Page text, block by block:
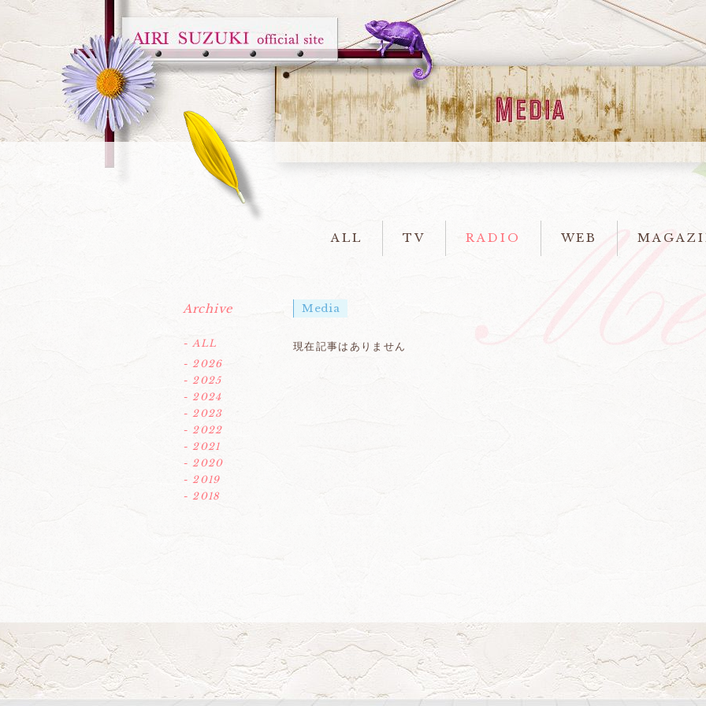
ALL TV RADIO WEB
Media
現在記事はありません
Archive
- ALL
- 2026
- 2025
- 2024
- 2023
- 2022
- 2021
- 2020
- 2019
- 2018